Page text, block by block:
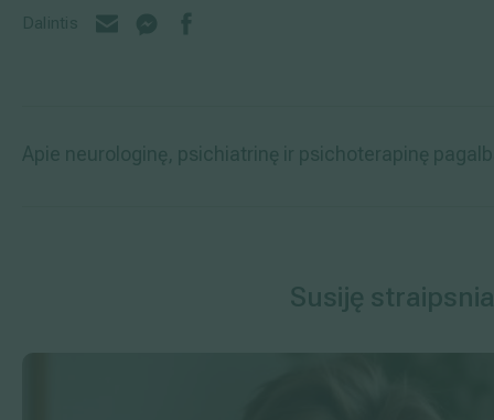
Dalintis
Apie neurologinę, psichiatrinę ir psichoterapinę
Susiję